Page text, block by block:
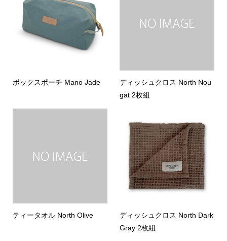
ボックスポーチ Mano Jade
ディッシュクロス North Nou
gat 2枚組
ティータオル North Olive
ディッシュクロス North Dark
Gray 2枚組